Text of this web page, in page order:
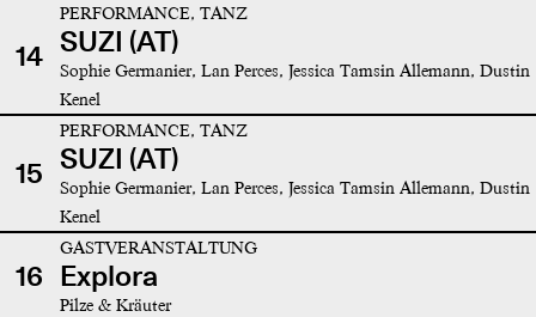
14
PERFORMANCE, TANZ
SUZI (AT)
Sophie Germanier, Lan Perces, Jessica Tamsin Allemann, Dustin
Kenel
15
PERFORMANCE, TANZ
SUZI (AT)
Sophie Germanier, Lan Perces, Jessica Tamsin Allemann, Dustin
Kenel
16
GASTVERANSTALTUNG
Explora
Pilze & Kräuter